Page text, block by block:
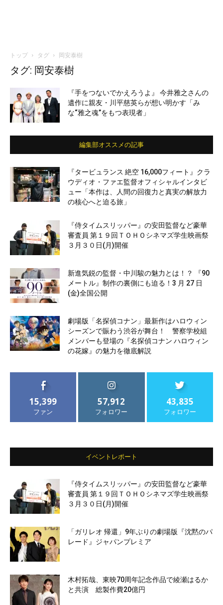
トップ タグ 岡安泰樹
タグ: 岡安泰樹
『手をつないでかえろうよ』 今井雅之さんの
遺作に親友・川平慈英らが想い明かす「み
な“雅之魂”をもつ表現者」
編集部オススメの記事
『タービュランス 絶空 16,000フィート』クラ
ウディオ・ファエ監督オフィシャルインタビ
ュー「本作は、人間の回復力と真実の解放力
の核心へと迫る旅」
『侍タイムスリッパー』の安田監督など豪華
審査員 第１９回ＴＯＨＯシネマズ学生映画祭
３月３０日(月)開催
新進気鋭の監督・中川駿の魅力とは！？ 『90
メートル』制作の裏側にも迫る！3 月 27 日
(金)全国公開
劇場版「名探偵コナン」最新作はハロウィン
シーズンで賑わう渋谷が舞台！ 警察学校組
メンバーも登場の『名探偵コナン ハロウィン
の花嫁』の魅力を徹底解説
15,399
ファン
57,912
フォロワー
43,835
フォロワー
イベントレポート
『侍タイムスリッパー』の安田監督など豪華
審査員 第１９回ＴＯＨＯシネマズ学生映画祭
３月３０日(月)開催
「ガリレオ 帰還」9年ぶりの劇場版『沈黙のパ
レード』ジャパンプレミア
木村拓哉、東映70周年記念作品で綾瀬はるか
と共演 総製作費20億円